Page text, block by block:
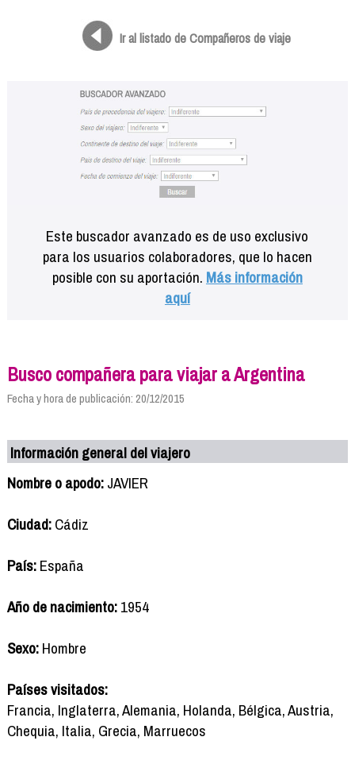
Ir al listado de Compañeros de viaje
Este buscador avanzado es de uso exclusivo
para los usuarios colaboradores, que lo hacen
posible con su aportación. Más información
aquí
Busco compañera para viajar a Argentina
Fecha y hora de publicación: 20/12/2015
Información general del viajero
Nombre o apodo:JAVIER
Ciudad:Cádiz
País:España
Año de nacimiento:1954
Sexo:Hombre
Países visitados:
Francia, Inglaterra, Alemania, Holanda, Bélgica, Austria,
Chequia, Italia, Grecia, Marruecos